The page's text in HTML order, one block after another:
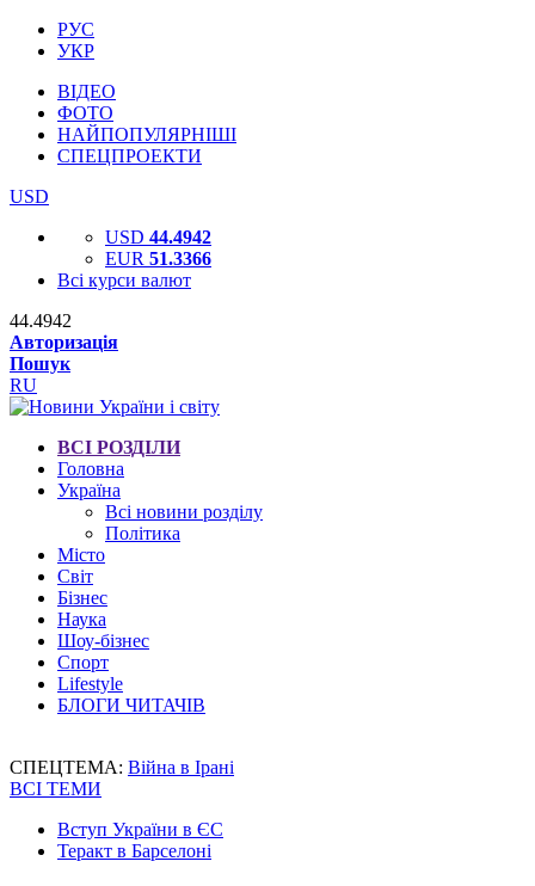
РУС
УКР
ВІДЕО
ФОТО
НАЙПОПУЛЯРНІШІ
СПЕЦПРОЕКТИ
USD
USD 44.4942
EUR 51.3366
Всі курси валют
44.4942
Авторизація
Пошук
RU
ВСІ РОЗДІЛИ
Головна
Україна
Всі новини розділу
Політика
Місто
Світ
Бізнес
Наука
Шоу-бізнес
Спорт
Lifestyle
БЛОГИ ЧИТАЧІВ
СПЕЦТЕМА: Війна в Ірані
ВСІ ТЕМИ
Вступ України в ЄС
Теракт в Барселоні